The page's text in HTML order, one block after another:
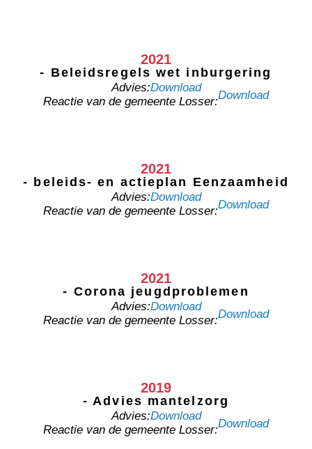
2021
- Beleidsregels wet inburgering
Advies:Download
Reactie van de gemeente Losser:Download
2021
- beleids- en actieplan Eenzaamheid
Advies:Download
Reactie van de gemeente Losser:Download
2021
- Corona jeugdproblemen
Advies:Download
Reactie van de gemeente Losser:Download
2019
- Advies mantelzorg
Advies:Download
Reactie van de gemeente Losser:Download